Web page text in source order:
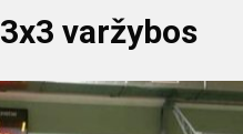
varžybos